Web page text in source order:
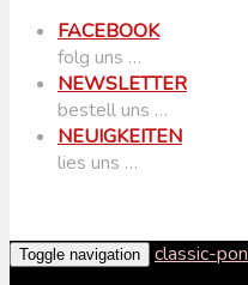
FACEBOOK
folg uns …
NEWSLETTER
bestell uns …
NEUIGKEITEN
lies uns …
Toggle navigation
classic-